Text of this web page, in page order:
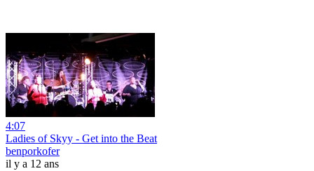
4:07
Ladies of Skyy - Get into the Beat
benporkofer
il y a 12 ans